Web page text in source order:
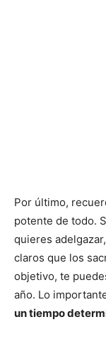
Por último,
potente de todo.
quieres
claros que los
objetivo, te
año. Lo
un tiempo